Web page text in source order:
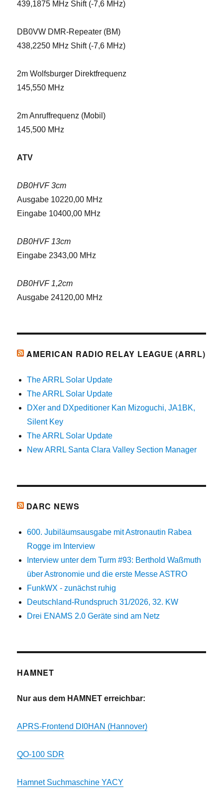
439,1875 MHz Shift (-7,6 MHz)
DB0VW DMR-Repeater (BM)
438,2250 MHz Shift (-7,6 MHz)
2m Wolfsburger Direktfrequenz
145,550 MHz
2m Anruffrequenz (Mobil)
145,500 MHz
ATV
DB0HVF 3cm
Ausgabe 10220,00 MHz
Eingabe 10400,00 MHz
DB0HVF 13cm
Eingabe 2343,00 MHz
DB0HVF 1,2cm
Ausgabe 24120,00 MHz
AMERICAN RADIO RELAY LEAGUE (ARRL)
The ARRL Solar Update
The ARRL Solar Update
DXer and DXpeditioner Kan Mizoguchi, JA1BK,
Silent Key
The ARRL Solar Update
New ARRL Santa Clara Valley Section Manager
DARC NEWS
600. Jubiläumsausgabe mit Astronautin Rabea
Rogge im Interview
Interview unter dem Turm #93: Berthold Waßmuth
über Astronomie und die erste Messe ASTRO
FunkWX - zunächst ruhig
Deutschland-Rundspruch 31/2026, 32. KW
Drei ENAMS 2.0 Geräte sind am Netz
HAMNET
Nur aus dem HAMNET erreichbar:
APRS-Frontend DI0HAN (Hannover)
QO-100 SDR
Hamnet Suchmaschine YACY